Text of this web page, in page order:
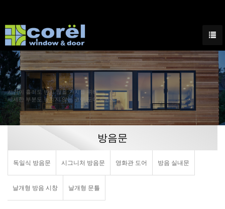
시간이 흘러도 변치 않을 가치를 위해
세세한 부분도 놓치지 않는 코렐 도어 & 윈도우
방음문
독일식 방음문 시그니처 방음문 영화관 도어 방음 실내문
날개형 방음 시창 날개형 문틀